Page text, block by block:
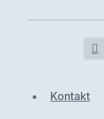
Kontakt